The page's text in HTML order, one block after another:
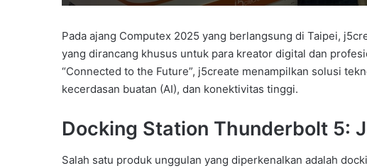
Pada ajang Computex 2025 yang berlangsung di Taipei,
yang dirancang khusus untuk para kreator digital dan
“Connected to the Future”, j5create menampilkan solusi
kecerdasan buatan (AI), dan konektivitas tinggi.
Docking Station Thunderbolt 5:
Salah satu produk unggulan yang diperkenalkan adalah